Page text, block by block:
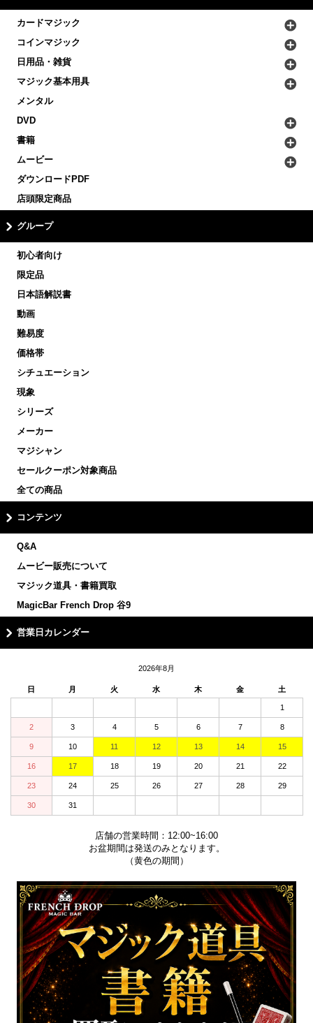
カードマジック
コインマジック
日用品・雑貨
マジック基本用具
メンタル
DVD
書籍
ムービー
ダウンロードPDF
店頭限定商品
グループ
初心者向け
限定品
日本語解説書
動画
難易度
価格帯
シチュエーション
現象
シリーズ
メーカー
マジシャン
セールクーポン対象商品
全ての商品
コンテンツ
Q&A
ムービー販売について
マジック道具・書籍買取
MagicBar French Drop 谷9
営業日カレンダー
2026年8月
日 月 火 水 木 金 土
1
2 3 4 5 6 7 8
9 10 11 12 13 14 15
16 17 18 19 20 21 22
23 24 25 26 27 28 29
30 31
店舗の営業時間：12:00~16:00
お盆期間は発送のみとなります。
（黄色の期間）